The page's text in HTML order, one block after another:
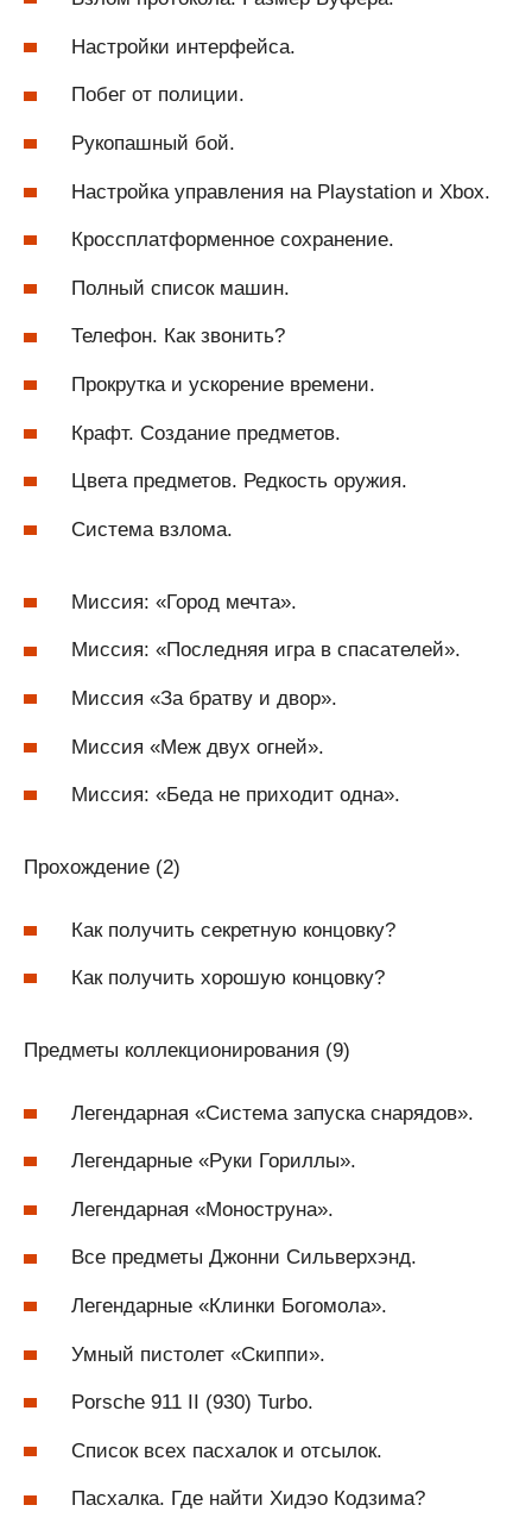
Настройки интерфейса.
Побег от полиции.
Рукопашный бой.
Настройка управления на Playstation и Xbox.
Кроссплатформенное сохранение.
Полный список машин.
Телефон. Как звонить?
Прокрутка и ускорение времени.
Крафт. Создание предметов.
Цвета предметов. Редкость оружия.
Система взлома.
Миссия: «Город мечта».
Миссия: «Последняя игра в спасателей».
Миссия «За братву и двор».
Миссия «Меж двух огней».
Миссия: «Беда не приходит одна».
Прохождение (2)
Как получить секретную концовку?
Как получить хорошую концовку?
Предметы коллекционирования (9)
Легендарная «Система запуска снарядов».
Легендарные «Руки Гориллы».
Легендарная «Моноструна».
Все предметы Джонни Сильверхэнд.
Легендарные «Клинки Богомола».
Умный пистолет «Скиппи».
Porsche 911 II (930) Turbo.
Список всех пасхалок и отсылок.
Пасхалка. Где найти Хидэо Кодзима?